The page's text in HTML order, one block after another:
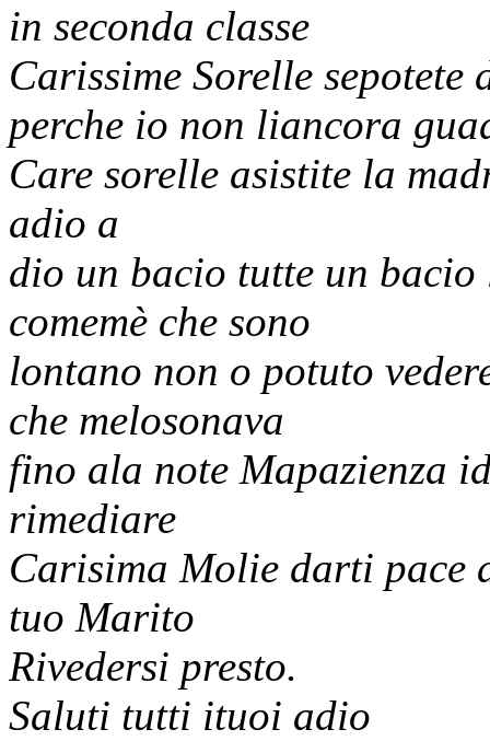
in seconda classe
Carissime Sorelle
perche io non liancora
Care sorelle asistite la
adio a
dio un bacio tutte un
comemè che sono
lontano non o potuto
che melosonava
fino ala note Mapazienza
rimediare
Carisima Molie darti pace
tuo Marito
Rivedersi presto.
Saluti tutti ituoi adio